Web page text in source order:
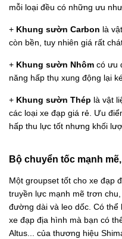
mỗi loại đều có những ưu
+ Khung sườn Carbon là
còn bền, tuy nhiên giá rất
+ Khung sườn Nhôm có ưu
năng hấp thụ xung động lại
+ Khung sườn Thép là vật
các loại xe đạp giá rẻ. Ưu
hấp thu lực tốt nhưng khối
Bộ chuyển tốc mạnh
Một groupset tốt cho xe đạp
truyền lực mạnh mẽ trơn
đường dài và leo dốc. Có
xe đạp địa hình mà bạn có
Altus... của thương hiệu